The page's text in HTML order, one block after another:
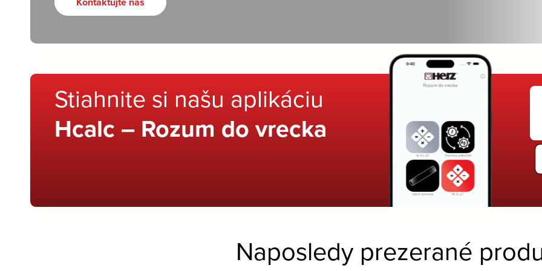
Stiahnite si našu aplikáciu
Hcalc – Rozum do vrecka
Naposledy prezerané